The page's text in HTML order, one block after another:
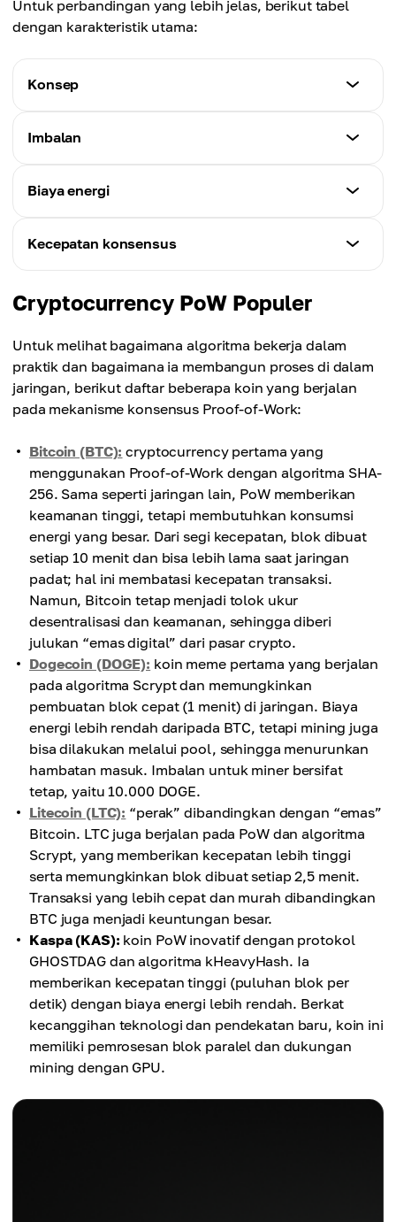
Untuk perbandingan yang lebih jelas, berikut tabel
dengan karakteristik utama:
Konsep
Proof-of-Work
Proof-of-Stake
koin sebagai jaminan.
Imbalan
Proof-of-Work
mengonfirmasinya.
Proof-of-Stake
Validator menerima biaya transaksi dan bisa
mengamankan jaringan.
Biaya energi
Proof-of-Work
Lebih sedikit daya pemrosesan dan energi yang
digunakan.
Kecepatan konsensus
Konsensus lebih lambat karena membutuhkan
Proof-of-Stake
Konsensus lebih cepat karena tidak ada kesulitan
Cryptocurrency PoW Populer
Untuk melihat bagaimana algoritma bekerja dalam
praktik dan bagaimana ia membangun proses di dalam
jaringan, berikut daftar beberapa koin yang berjalan
pada mekanisme konsensus Proof-of-Work:
Bitcoin (BTC): cryptocurrency pertama yang
menggunakan Proof-of-Work dengan algoritma SHA-
256. Sama seperti jaringan lain, PoW memberikan
keamanan tinggi, tetapi membutuhkan konsumsi
energi yang besar. Dari segi kecepatan, blok dibuat
setiap 10 menit dan bisa lebih lama saat jaringan
padat; hal ini membatasi kecepatan transaksi.
Namun, Bitcoin tetap menjadi tolok ukur
desentralisasi dan keamanan, sehingga diberi
julukan “emas digital” dari pasar crypto.
Dogecoin (DOGE): koin meme pertama yang berjalan
pada algoritma Scrypt dan memungkinkan
pembuatan blok cepat (1 menit) di jaringan. Biaya
energi lebih rendah daripada BTC, tetapi mining juga
bisa dilakukan melalui pool, sehingga menurunkan
hambatan masuk. Imbalan untuk miner bersifat
tetap, yaitu 10.000 DOGE.
Litecoin (LTC): “perak” dibandingkan dengan “emas”
Bitcoin. LTC juga berjalan pada PoW dan algoritma
Scrypt, yang memberikan kecepatan lebih tinggi
serta memungkinkan blok dibuat setiap 2,5 menit.
Transaksi yang lebih cepat dan murah dibandingkan
BTC juga menjadi keuntungan besar.
Kaspa (KAS): koin PoW inovatif dengan protokol
GHOSTDAG dan algoritma kHeavyHash. Ia
memberikan kecepatan tinggi (puluhan blok per
detik) dengan biaya energi lebih rendah. Berkat
kecanggihan teknologi dan pendekatan baru, koin ini
memiliki pemrosesan blok paralel dan dukungan
mining dengan GPU.